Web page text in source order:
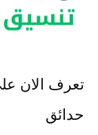
تعرف الان
حدائق